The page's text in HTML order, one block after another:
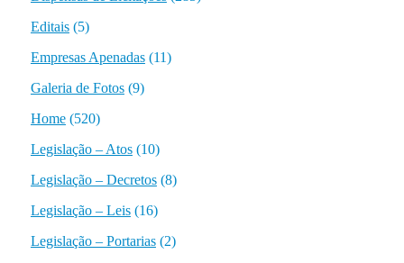
Editais(5)
Empresas Apenadas(11)
Galeria de Fotos(9)
Home(520)
Legislação – Atos(10)
Legislação – Decretos(8)
Legislação – Leis(16)
Legislação – Portarias(2)